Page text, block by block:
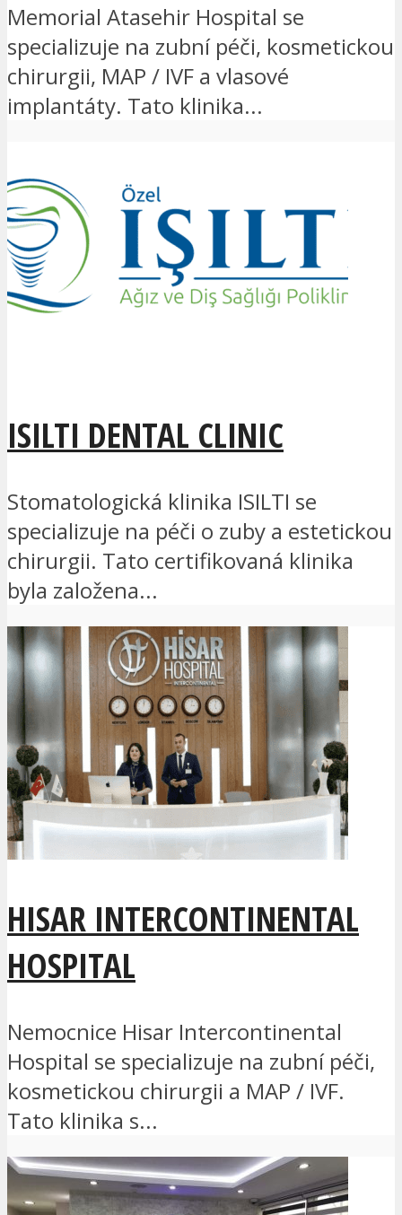
Memorial Atasehir Hospital se
specializuje na zubní péči, kosmetickou
chirurgii, MAP / IVF a vlasové
implantáty. Tato klinika...
ISILTI DENTAL CLINIC
Stomatologická klinika ISILTI se
specializuje na péči o zuby a estetickou
chirurgii. Tato certifikovaná klinika
byla založena...
HISAR INTERCONTINENTAL
HOSPITAL
Nemocnice Hisar Intercontinental
Hospital se specializuje na zubní péči,
kosmetickou chirurgii a MAP / IVF.
Tato klinika s...